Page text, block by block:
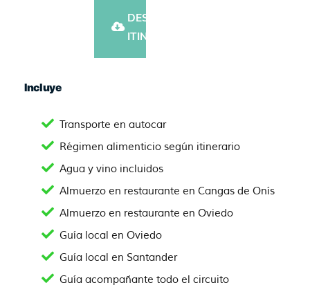
DESCARGAR
ITINERARIO
Incluye
Transporte en autocar
Régimen alimenticio según itinerario
Agua y vino incluidos
Almuerzo en restaurante en Cangas de Onís
Almuerzo en restaurante en Oviedo
Guía local en Oviedo
Guía local en Santander
Guía acompañante todo el circuito